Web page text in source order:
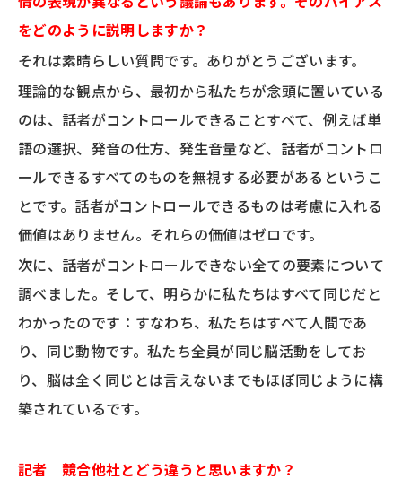
をどのように説明しますか？
それは素晴らしい質問です。ありがとうございます。
理論的な観点から、最初から私たちが念頭に置いている
のは、話者がコントロールできることすべて、例えば単
語の選択、発音の仕方、発生音量など、話者がコントロ
ールできるすべてのものを無視する必要があるというこ
とです。話者がコントロールできるものは考慮に入れる
価値はありません。それらの価値はゼロです。
次に、話者がコントロールできない全ての要素について
調べました。そして、明らかに私たちはすべて同じだと
わかったのです：すなわち、私たちはすべて人間であ
り、同じ動物です。私たち全員が同じ脳活動をしてお
り、脳は全く同じとは言えないまでもほぼ同じように構
築されているです。
記者 競合他社とどう違うと思いますか？